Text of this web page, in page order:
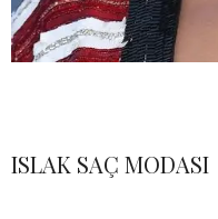
ISLAK SAÇ MODASI